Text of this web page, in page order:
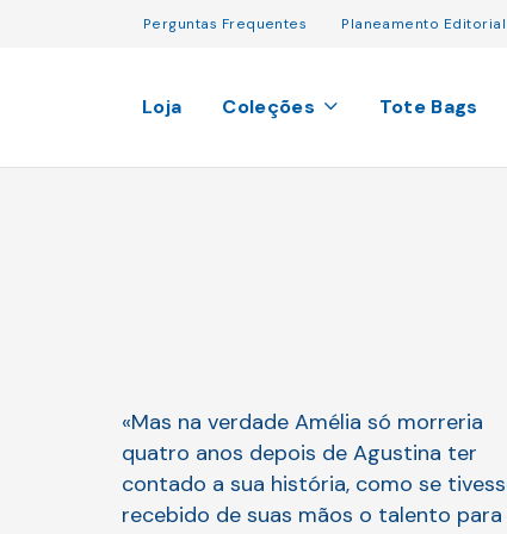
Perguntas Frequentes Planeamento Editorial
Loja Coleções Tote Bags
«Mas na verdade Amélia só morreria
quatro anos depois de Agustina ter
contado a sua história, como se
recebido de suas mãos o talento para